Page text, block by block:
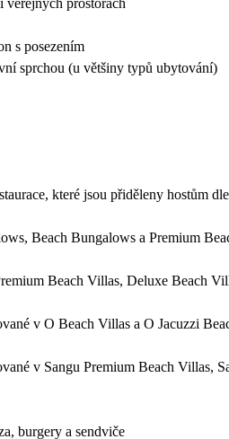
prostorách
s posezením
sprchou (u většiny typů ubytování)
které jsou přiděleny hostům
Beach Bungalows a Premium
Beach Villas, Deluxe Beach
v O Beach Villas a O Jacuzzi
v Sangu Premium Beach Villas,
burgery a sendviče